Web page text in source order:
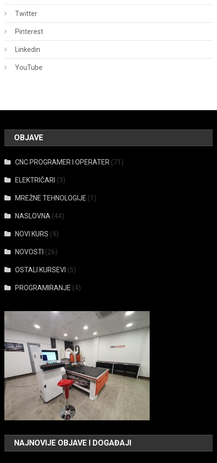
Twitter
Pinterest
Linkedin
YouTube
OBJAVE
CNC PROGRAMER I OPERATER (71)
ELEKTRIČARI (3)
MREŽNE TEHNOLOGIJE (1)
NASLOVNA (44)
NOVI KURS (4)
NOVOSTI (26)
OSTALI KURSEVI (5)
PROGRAMIRANJE (4)
NAJNOVIJE OBJAVE I DOGAĐAJI